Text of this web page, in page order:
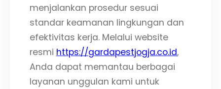
menjalankan prosedur sesuai
standar keamanan lingkungan dan
efektivitas kerja. Melalui website
resmi https://gardapestjogja.co.id,
Anda dapat memantau berbagai
layanan unggulan kami untuk